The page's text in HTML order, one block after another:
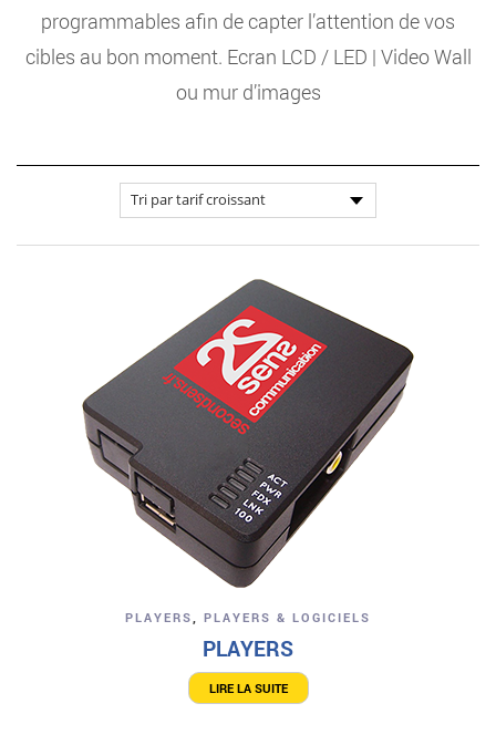
programmables afin de capter l’attention de vos
cibles au bon moment. Ecran LCD / LED | Video Wall
ou mur d’images
PLAYERS PLAYERS & LOGICIELS
PLAYERS
LIRE LA SUITE